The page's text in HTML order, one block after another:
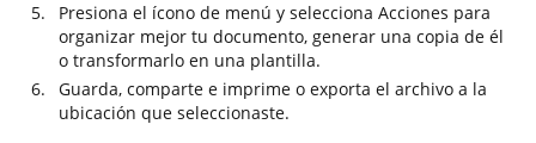
Presiona el ícono de menú y selecciona Acciones para
organizar mejor tu documento, generar una copia de él
o transformarlo en una plantilla.
Guarda, comparte e imprime o exporta el archivo a la
ubicación que seleccionaste.